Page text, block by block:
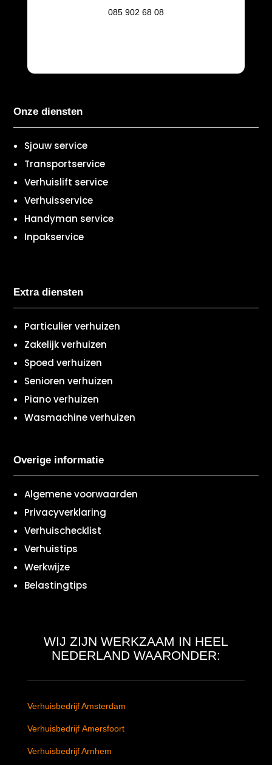
085 902 68 08
Onze diensten
Sjouw service
Transportservice
Verhuislift service
Verhuisservice
Handyman service
Inpakservice
Extra diensten
Particulier verhuizen
Zakelijk verhuizen
Spoed verhuizen
Senioren verhuizen
Piano verhuizen
Wasmachine verhuizen
Overige informatie
Algemene voorwaarden
Privacyverklaring
Verhuischecklist
Verhuistips
Werkwijze
Belastingtips
WIJ ZIJN WERKZAAM IN HEEL
NEDERLAND WAARONDER:
Verhuisbedrijf Amsterdam
Verhuisbedrijf Amersfoort
Verhuisbedrijf Arnhem